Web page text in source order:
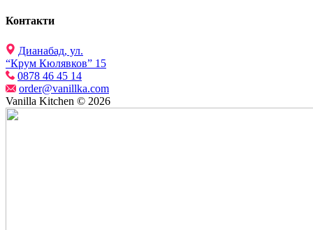
Контакти
Дианабад, ул.
“Крум Кюлявков” 15
0878 46 45 14
order@vanillka.com
Vanilla Kitchen © 2026